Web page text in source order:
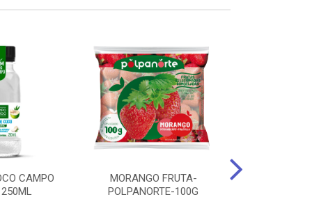
CAMPO
MORANGO FRUTA-
POLPANORTE-100G